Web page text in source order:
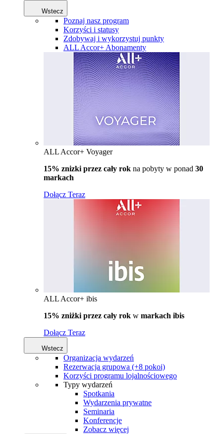
Wstecz
Poznaj nasz program
Korzyści i statusy
Zdobywaj i wykorzystuj punkty
ALL Accor+ Abonamenty
ALL Accor+ Voyager
15% znizki przez cały rok na pobyty w ponad 30
markach
Dołącz Teraz
ALL Accor+ ibis
15% zniżki przez cały rok w markach ibis
Dołącz Teraz
Wstecz
Organizacja wydarzeń
Rezerwacja grupowa (+8 pokoi)
Korzyści programu lojalnościowego
Typy wydarzeń
Spotkania
Wydarzenia prywatne
Seminaria
Konferencje
Zobacz więcej